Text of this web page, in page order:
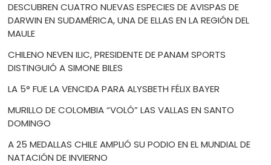
DESCUBREN CUATRO NUEVAS ESPECIES DE AVISPAS DE
DARWIN EN SUDAMÉRICA, UNA DE ELLAS EN LA REGIÓN DEL
MAULE
CHILENO NEVEN ILIC, PRESIDENTE DE PANAM SPORTS
DISTINGUIÓ A SIMONE BILES
LA 5° FUE LA VENCIDA PARA ALYSBETH FÉLIX BAYER
MURILLO DE COLOMBIA “VOLÓ” LAS VALLAS EN SANTO
DOMINGO
A 25 MEDALLAS CHILE AMPLIÓ SU PODIO EN EL MUNDIAL DE
NATACIÓN DE INVIERNO